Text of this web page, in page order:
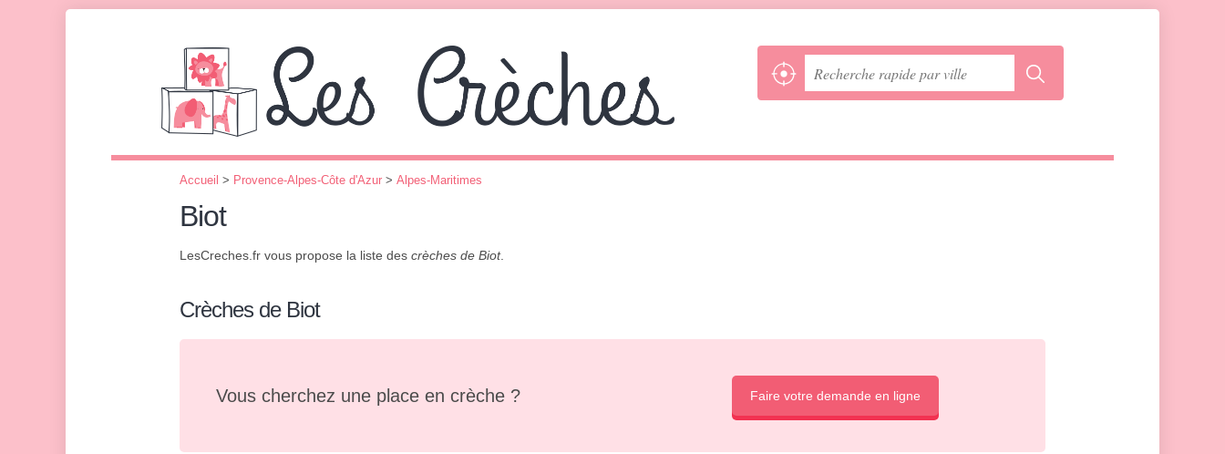
Accueil > Provence-Alpes-Côte d'Azur > Alpes-Maritimes
Biot
LesCreches.fr vous propose la liste des crèches de Biot.
Crèches de Biot
Vous cherchez une place en crèche ? Faire votre demande en ligne